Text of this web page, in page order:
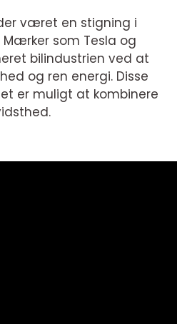
været en stigning i
som Tesla og
bilindustrien ved at
og ren energi. Disse
er muligt at kombinere